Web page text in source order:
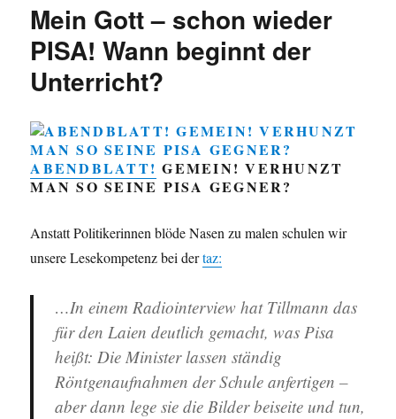
Lehrkräfte
Schüler?
Mein Gott – schon wieder
PISA! Wann beginnt der
Unterricht?
ABENDBLATT! GEMEIN! VERHUNZT
MAN SO SEINE PISA GEGNER?
Anstatt Politikerinnen blöde Nasen zu malen schulen wir
unsere Lesekompetenz bei dertaz:
…In einem Radiointerview hat Tillmann das
für den Laien deutlich gemacht, was Pisa
heißt: Die Minister lassen ständig
Röntgenaufnahmen der Schule anfertigen –
aber dann lege sie die Bilder beiseite und tun,